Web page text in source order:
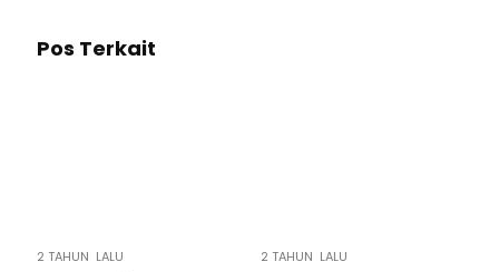
Pos Terkait
2 TAHUN LALU 2 TAHUN LALU